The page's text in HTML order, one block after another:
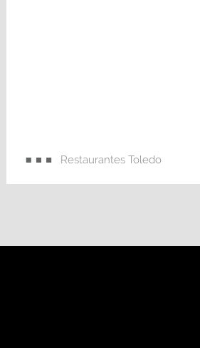
Restaurantes Toledo